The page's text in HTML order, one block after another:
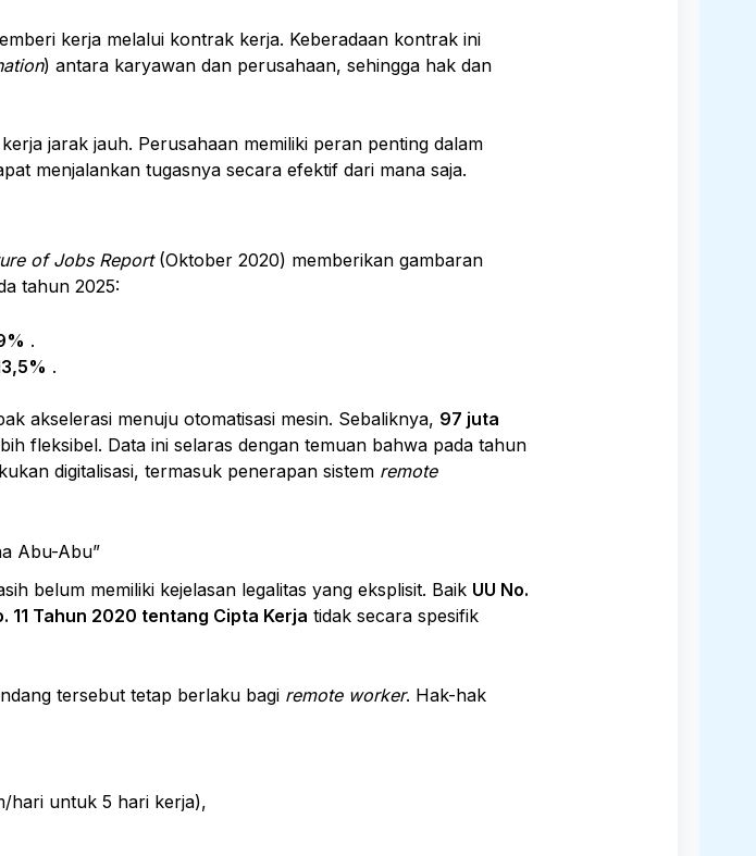
kerja melalui kontrak kerja. Keberadaan kontrak ini
) antara karyawan dan perusahaan, sehingga hak dan
jarak jauh. Perusahaan memiliki peran penting dalam
menjalankan tugasnya secara efektif dari mana saja.
of Jobs Report(Oktober 2020) memberikan gambaran
tahun 2025:
.
.
akselerasi menuju otomatisasi mesin. Sebaliknya, 97 juta
fleksibel. Data ini selaras dengan temuan bahwa pada tahun
digitalisasi, termasuk penerapan sistem remote
Abu-Abu”
belum memiliki kejelasan legalitas yang eksplisit. Baik UU No.
11 Tahun 2020 tentang Cipta Kerja tidak secara spesifik
tersebut tetap berlaku bagi remote worker. Hak-hak
hari untuk 5 hari kerja),